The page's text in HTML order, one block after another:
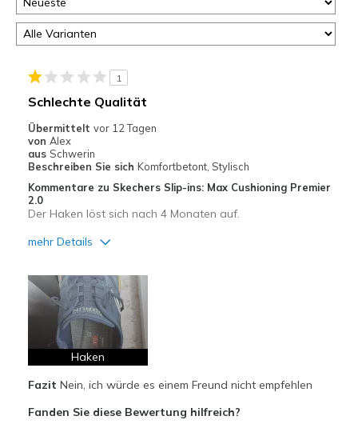
1
Schlechte Qualität
Übermittelt vor 12 Tagen
von Alex
aus Schwerin
Beschreiben Sie sich Komfortbetont, Stylisch
Kommentare zu Skechers Slip-ins: Max Cushioning Premier
2.0
Der Haken löst sich nach 4 Monaten auf.
mehr Details
Attraktives Design
Bequem
Leicht
Stoßdämpfend
Haken
Fazit Nein, ich würde es einem Freund nicht empfehlen
Fanden Sie diese Bewertung hilfreich?